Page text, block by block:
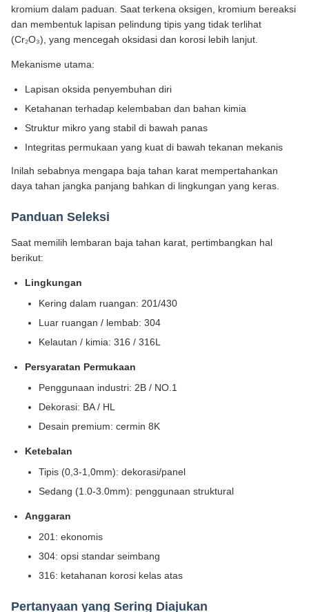
kromium dalam paduan. Saat terkena oksigen, kromium bereaksi
dan membentuk lapisan pelindung tipis yang tidak terlihat
(Cr₂O₃), yang mencegah oksidasi dan korosi lebih lanjut.
Mekanisme utama:
Lapisan oksida penyembuhan diri
Ketahanan terhadap kelembaban dan bahan kimia
Struktur mikro yang stabil di bawah panas
Integritas permukaan yang kuat di bawah tekanan mekanis
Inilah sebabnya mengapa baja tahan karat mempertahankan
daya tahan jangka panjang bahkan di lingkungan yang keras.
Panduan Seleksi
Saat memilih lembaran baja tahan karat, pertimbangkan hal
berikut:
Lingkungan
Kering dalam ruangan: 201/430
Luar ruangan / lembab: 304
Kelautan / kimia: 316 / 316L
Persyaratan Permukaan
Penggunaan industri: 2B / NO.1
Dekorasi: BA / HL
Desain premium: cermin 8K
Ketebalan
Tipis (0,3-1,0mm): dekorasi/panel
Sedang (1.0-3.0mm): penggunaan struktural
Anggaran
201: ekonomis
304: opsi standar seimbang
316: ketahanan korosi kelas atas
Pertanyaan yang Sering Diajukan